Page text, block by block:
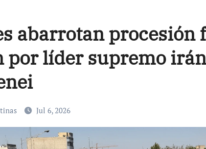
abarrotan procesión
por líder supremo
Jul 6, 2026